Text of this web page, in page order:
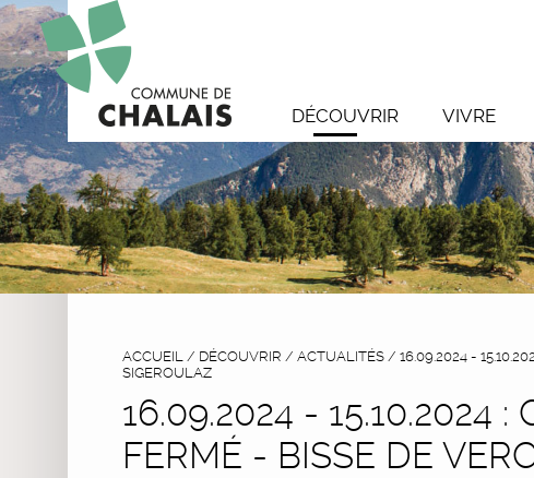
DÉCOUVRIR VIVRE
ACCUEIL / DÉCOUVRIR / ACTUALITÉS / 16.09.2024 -
SIGEROULAZ
16.09.2024 - 15.10.2024 :
FERMÉ - BISSE DE